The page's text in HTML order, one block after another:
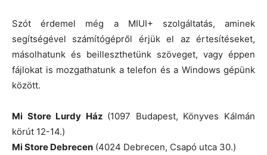
Szót érdemel még a MIUI+ szolgáltatás, aminek
segítségével számítógépről érjük el az értesítéseket,
másolhatunk és beilleszthetünk szöveget, vagy éppen
fájlokat is mozgathatunk a telefon és a Windows gépünk
között.
Mi Store Lurdy Ház (1097 Budapest, Könyves Kálmán
körút 12-14.)
Mi Store Debrecen (4024 Debrecen, Csapó utca 30.)